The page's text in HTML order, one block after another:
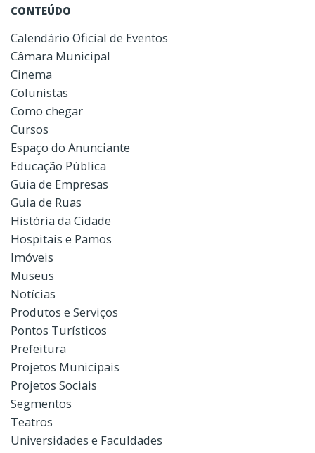
CONTEÚDO
Calendário Oficial de Eventos
Câmara Municipal
Cinema
Colunistas
Como chegar
Cursos
Espaço do Anunciante
Educação Pública
Guia de Empresas
Guia de Ruas
História da Cidade
Hospitais e Pamos
Imóveis
Museus
Notícias
Produtos e Serviços
Pontos Turísticos
Prefeitura
Projetos Municipais
Projetos Sociais
Segmentos
Teatros
Universidades e Faculdades